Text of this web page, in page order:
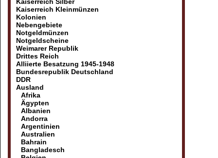
Kaiserreich Kleinmünzen
Kolonien
Nebengebiete
Notgeldmünzen
Notgeldscheine
Weimarer Republik
Drittes Reich
Alliierte Besatzung 1945-1948
Bundesrepublik Deutschland
DDR
Ausland
Afrika
Ägypten
Albanien
Andorra
Argentinien
Australien
Bahrain
Bangladesch